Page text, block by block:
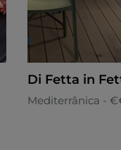
Di Fetta in
Mediterrânica -